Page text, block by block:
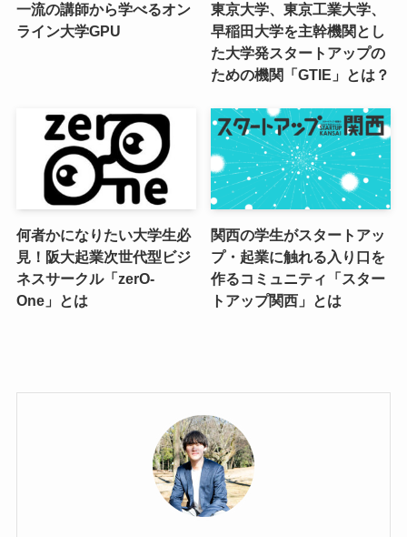
一流の講師から学べるオン
ライン大学GPU
東京大学、東京工業大学、
早稲田大学を主幹機関とし
た大学発スタートアップの
ための機関「GTIE」とは？
何者かになりたい大学生必
見！阪大起業次世代型ビジ
ネスサークル「zerO-
One」とは
関西の学生がスタートアッ
プ・起業に触れる入り口を
作るコミュニティ「スター
トアップ関西」とは